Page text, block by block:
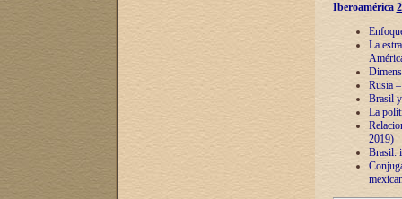
Iberoamérica
La
Rusia
Brasil
La
2019)
Brasil: